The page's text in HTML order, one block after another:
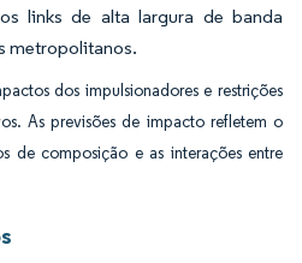
links de alta largura de banda
metropolitanos.
dos impulsionadores e restrições
As previsões de impacto refletem o
de composição e as interações entre